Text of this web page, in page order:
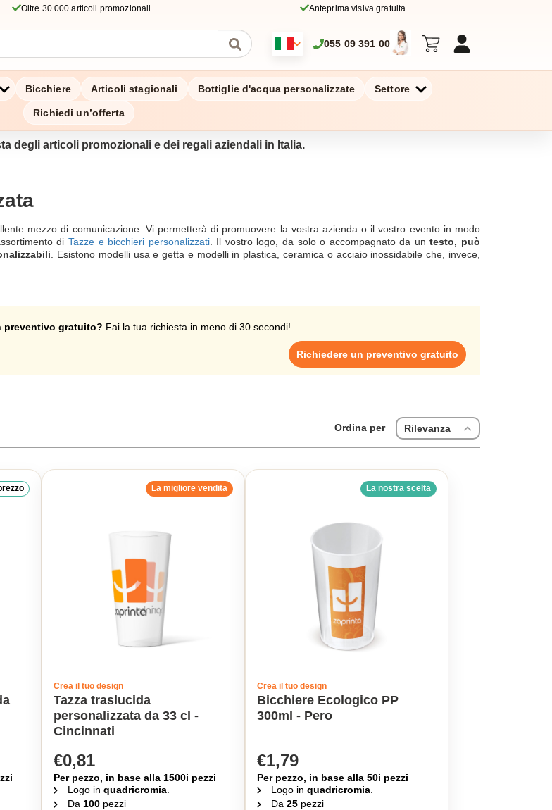
Oltre 30.000 articoli promozionali Anteprima visiva gratuita
055 09 391 00
Bicchiere Articoli stagionali Bottiglie d'acqua personalizzate Settore
Richiedi un’offerta
degli articoli promozionali e dei regali aziendali in Italia.
mezzo di comunicazione. Vi permetterà di promuovere la vostra azienda o il vostro evento in modo
di Tazze e bicchieri personalizzati. Il vostro logo, da solo o accompagnato da untesto, può
. Esistono modelli usa e getta e modelli in plastica, ceramica o acciaio inossidabile che, invece,
con il vostro logo o testo stampato.
preventivo gratuito? Fai la tua richiesta in meno di 30 secondi!
Richiedere un preventivo gratuito
Ordina per Rilevanza
La migliore vendita
Crea il tuo design
Tazza traslucida
personalizzata da 33 cl -
Cincinnati
€0,81
Per pezzo, in base alla 1500i pezzi
Logo in quadricromia.
Da 100pezzi
La nostra scelta
Crea il tuo design
Bicchiere Ecologico PP
300ml - Pero
€1,79
Per pezzo, in base alla 50i pezzi
Logo in quadricromia.
Da 25pezzi